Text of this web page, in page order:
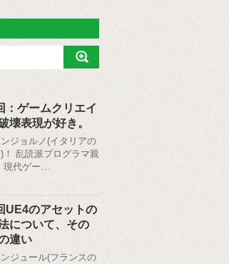
：ゲームクリエイ
壊表現が好き。
ジョルノ(イタリアの
！ 乱読派プログラマ親
現代ゲー…
UE4のアセットの
について、その
違い
ジュール(フランスの